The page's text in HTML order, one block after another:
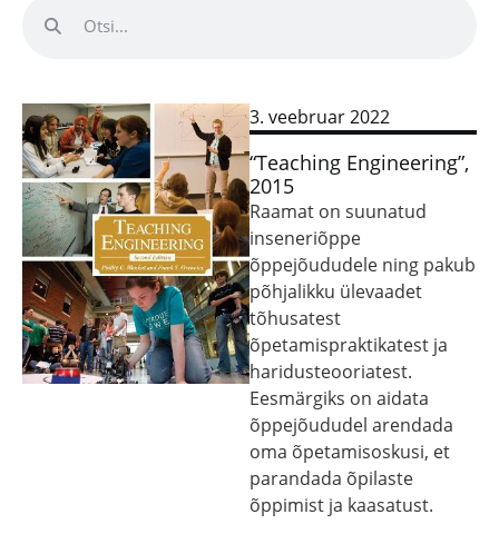
3. veebruar 2022
“Teaching Engineering”,
2015
Raamat on suunatud
inseneriõppe
õppejõududele ning pakub
põhjalikku ülevaadet
tõhusatest
õpetamispraktikatest ja
haridusteooriatest.
Eesmärgiks on aidata
õppejõududel arendada
oma õpetamisoskusi, et
parandada õpilaste
õppimist ja kaasatust.